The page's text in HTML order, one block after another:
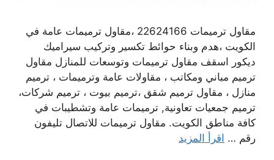
مقاول ترميمات 22624166 ،مقاول ترميمات عامة في
الكويت ،هدم وبناء حوائط تكسير وتركيب سيراميك
ديكور اسقف مقاول ترميمات وتوسعات للمنازل مقاول
ترميم مباني ومكاتب ، مقاولات عامة وترميمات ، ترميم
منازل ، مقاول ترميم شقق ،ترميم بيوت ، ترميم شركات،
ترميم جمعيات تعاونية, ترميمات عامة وتشطيبات في
كافة مناطق الكويت. مقاول ترميمات للاتصال تليفون
رقم … اقرأ المزيد